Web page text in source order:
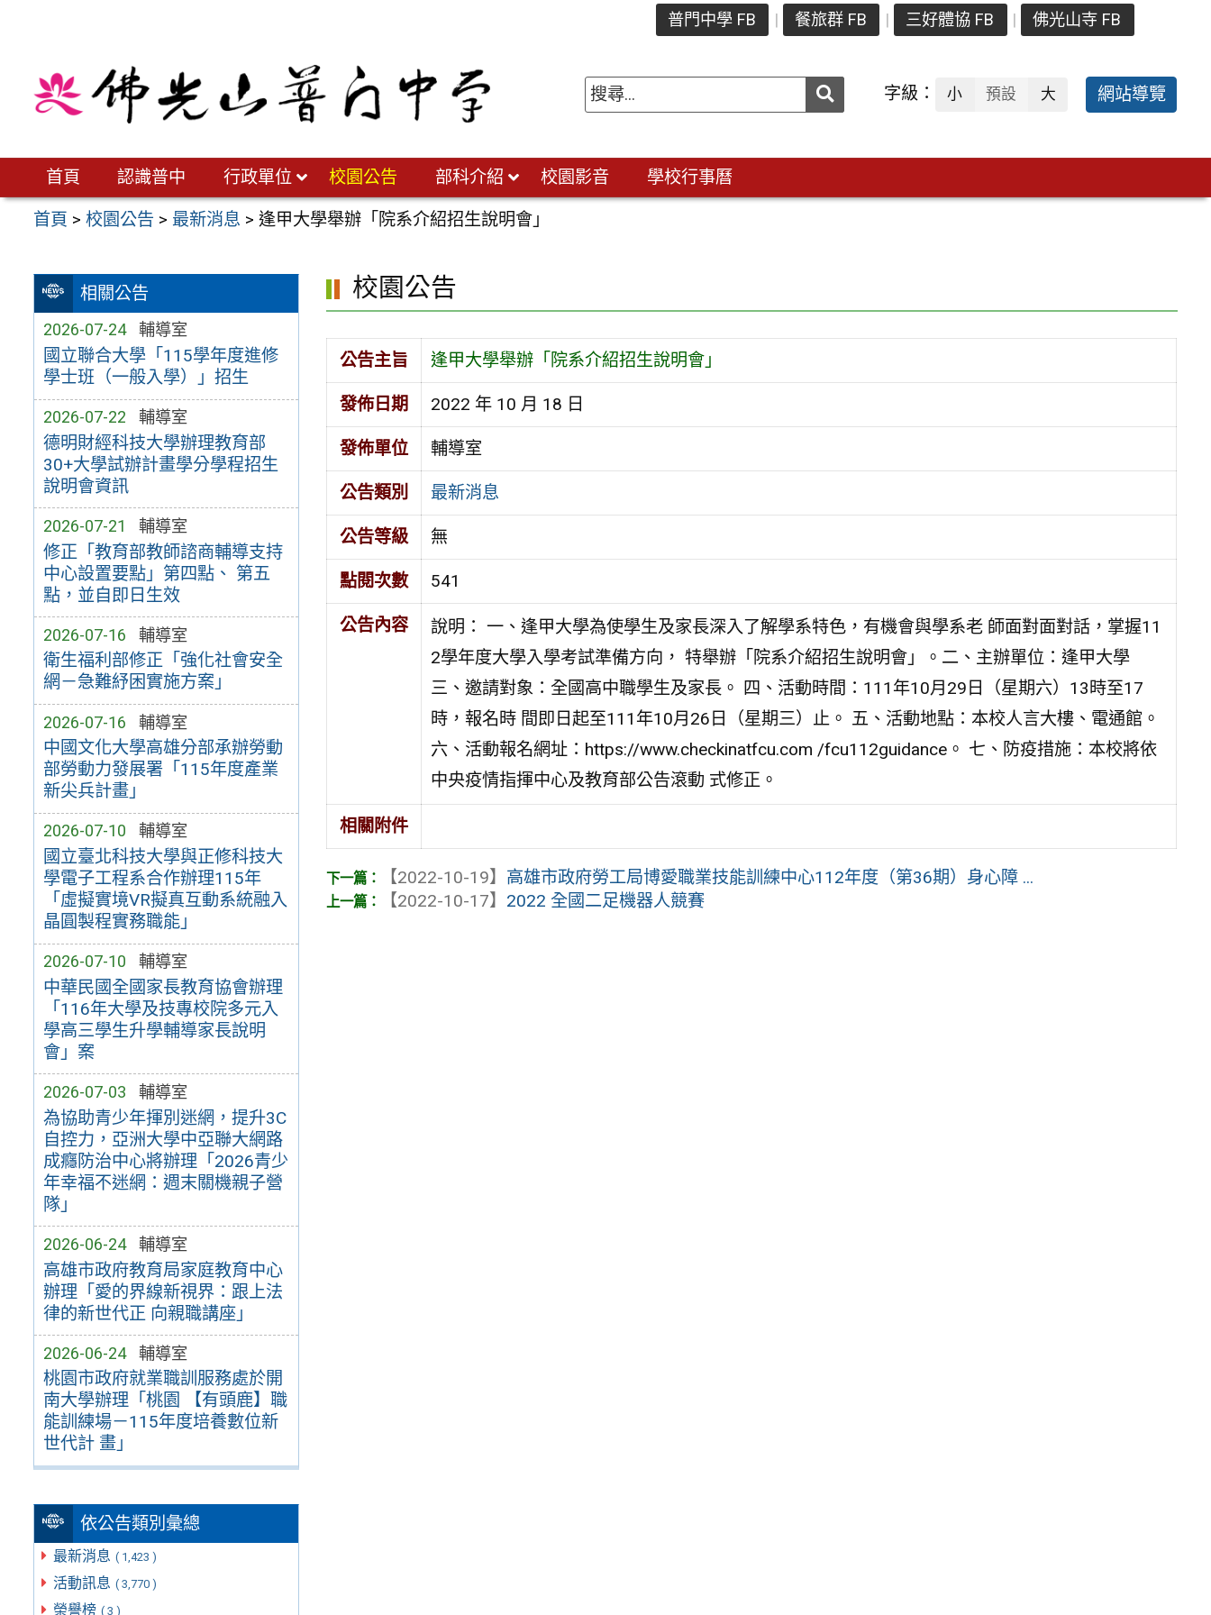
普門中學 FB 餐旅群 FB 三好體協 FB 佛光山寺 FB
送出 字級： 小 預設 大 網站導覽
首頁 認識普中 行政單位 校園公告 部科介紹 校園影音 學校行事曆
首頁 >校園公告 > 最新消息 >逢甲大學舉辦「院系介紹招生說明會」
相關公告
2026-07-24 輔導室
國立聯合大學「115學年度進修
學士班（一般入學）」招生
2026-07-22 輔導室
德明財經科技大學辦理教育部
30+大學試辦計畫學分學程招生
說明會資訊
2026-07-21 輔導室
修正「教育部教師諮商輔導支持
中心設置要點」第四點、 第五
點，並自即日生效
2026-07-16 輔導室
衛生福利部修正「強化社會安全
網－急難紓困實施方案」
2026-07-16 輔導室
中國文化大學高雄分部承辦勞動
部勞動力發展署「115年度產業
新尖兵計畫」
2026-07-10 輔導室
國立臺北科技大學與正修科技大
學電子工程系合作辦理115年
「虛擬實境VR擬真互動系統融入
晶圓製程實務職能」
2026-07-10 輔導室
中華民國全國家長教育協會辦理
「116年大學及技專校院多元入
學高三學生升學輔導家長說明
會」案
2026-07-03 輔導室
為協助青少年揮別迷網，提升3C
自控力，亞洲大學中亞聯大網路
成癮防治中心將辦理「2026青少
年幸福不迷網：週末關機親子營
隊」
2026-06-24 輔導室
高雄市政府教育局家庭教育中心
辦理「愛的界線新視界：跟上法
律的新世代正 向親職講座」
2026-06-24 輔導室
桃園市政府就業職訓服務處於開
南大學辦理「桃園 【有頭鹿】職
能訓練場－115年度培養數位新
世代計 畫」
依公告類別彙總
最新消息 ( 1,423 )
活動訊息 ( 3,770 )
榮譽榜 ( 3 )
校園公告
公告主旨 逢甲大學舉辦「院系介紹招生說明會」
發佈日期 2022 年 10 月 18 日
發佈單位 輔導室
公告類別 最新消息
公告等級 無
點閱次數 541
公告內容
說明： 一、逢甲大學為使學生及家長深入了解學系特色，有機會與學系老 師面對面對話，掌握11
2學年度大學入學考試準備方向， 特舉辦「院系介紹招生說明會」。二、主辦單位：逢甲大學
三、邀請對象：全國高中職學生及家長。 四、活動時間：111年10月29日（星期六）13時至17
時，報名時 間即日起至111年10月26日（星期三）止。 五、活動地點：本校人言大樓、電通館。
六、活動報名網址：https://www.checkinatfcu.com /fcu112guidance。 七、防疫措施：本校將依
中央疫情指揮中心及教育部公告滾動 式修正。
相關附件
【2022-10-19】 高雄市政府勞工局博愛職業技能訓練中心112年度（第36期）身心障 ...
【2022-10-17】 2022 全國二足機器人競賽